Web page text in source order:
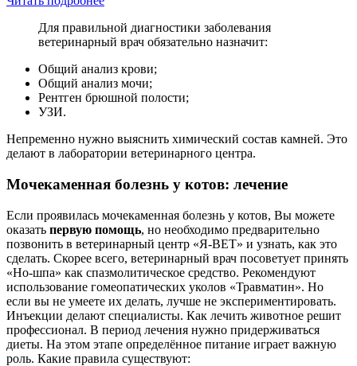
Для правильной диагностики заболевания
ветеринарный врач обязательно назначит:
Общий анализ крови;
Общий анализ мочи;
Рентген брюшной полости;
УЗИ.
Непременно нужно выяснить химический состав камней. Это
делают в лаборатории ветеринарного центра.
Мочекаменная болезнь у котов: лечение
Если проявилась мочекаменная болезнь у котов, Вы можете
оказать первую помощь, но необходимо предварительно
позвонить в ветеринарный центр «Я-ВЕТ» и узнать, как это
сделать. Скорее всего, ветеринарный врач посоветует принять
«Но-шпа» как спазмолитическое средство. Рекомендуют
использование гомеопатических уколов «Травматин». Но
если вы не умеете их делать, лучше не экспериментировать.
Инъекции делают специалисты. Как лечить животное решит
профессионал. В период лечения нужно придерживаться
диеты. На этом этапе определённое питание играет важную
роль. Какие правила существуют: